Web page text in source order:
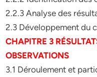
2.2.3 Analyse des
2.3 Développement du
CHAPITRE 3
OBSERVATIONS
3.1 Déroulement et